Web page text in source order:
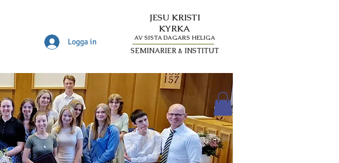
Logga in
JESU KRISTI
KYRKA
AV SISTA DAGARS HELIGA
SEMINARIER & INSTITUT